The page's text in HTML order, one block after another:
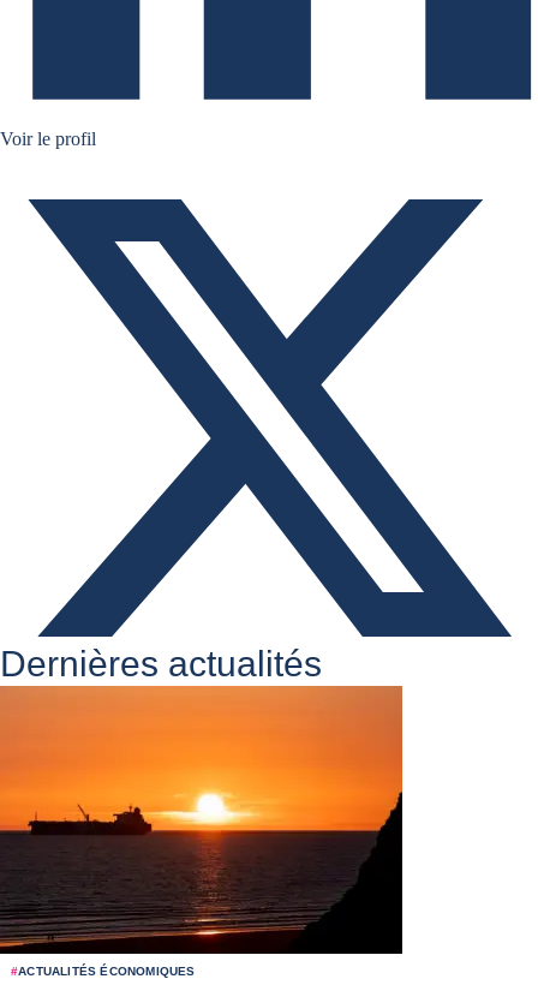
Voir le profil
Dernières actualités
#ACTUALITÉS ÉCONOMIQUES